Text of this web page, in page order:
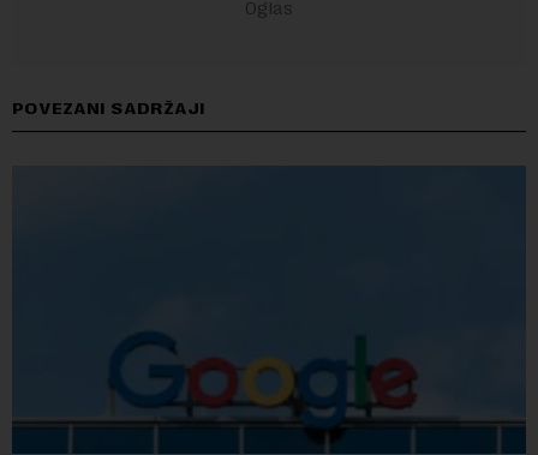
POVEZANI SADRŽAJI